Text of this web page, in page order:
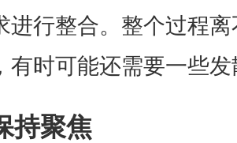
进行整合。整个过程
有时可能还需要一些
持聚焦